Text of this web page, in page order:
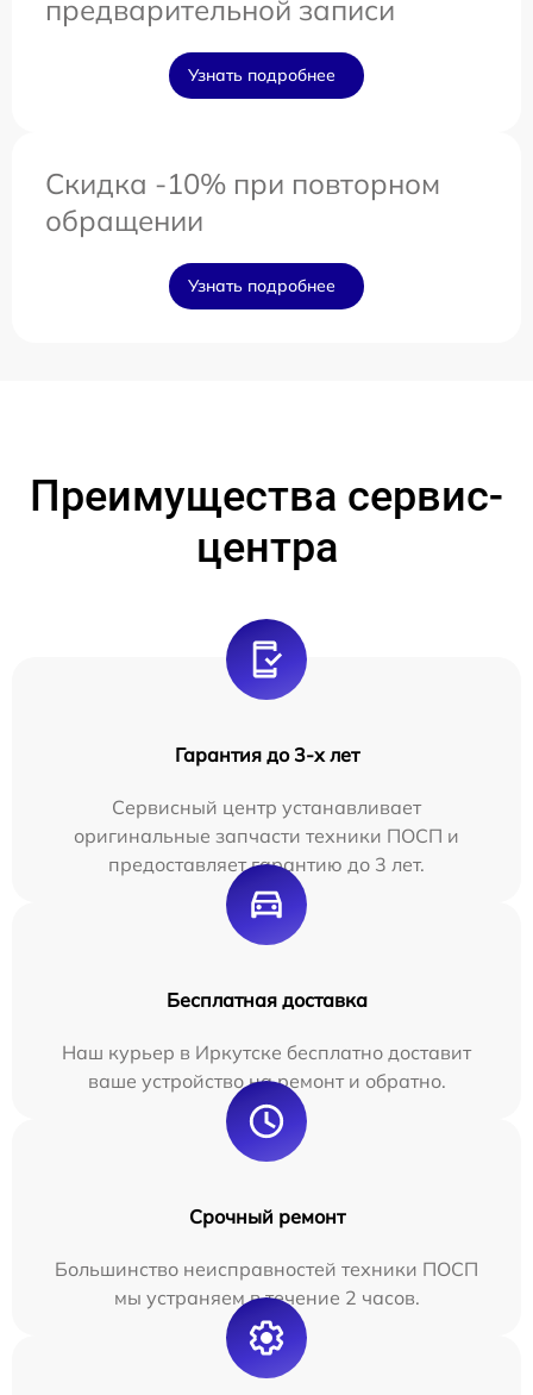
предварительной записи
Узнать подробнее
Скидка -10% при повторном
обращении
Узнать подробнее
Преимущества сервис-
центра
Гарантия до 3-х лет
Сервисный центр устанавливает
оригинальные запчасти техники ПОСП и
предоставляет гарантию до 3 лет.
Бесплатная доставка
Наш курьер в Иркутске бесплатно доставит
ваше устройство на ремонт и обратно.
Срочный ремонт
Большинство неисправностей техники ПОСП
мы устраняем в течение 2 часов.